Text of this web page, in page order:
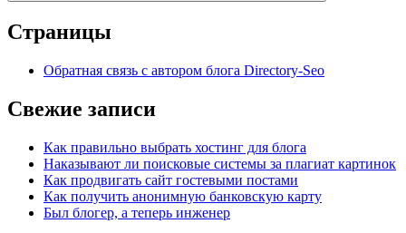
Страницы
Обратная связь с автором блога Directory-Seo
Свежие записи
Как правильно выбрать хостинг для блога
Наказывают ли поисковые системы за плагиат картинок
Как продвигать сайт гостевыми постами
Как получить анонимную банковскую карту
Был блогер, а теперь инженер